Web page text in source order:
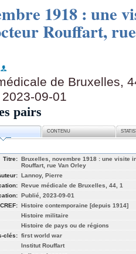
1918 : une
Rouffart,
de Bruxelles,
09-01
pairs
CONTENU
Titre: Bruxelles, novembre 1918 : une visite
Rouffart, rue Van Orley
Lannoy, Pierre
Revue médicale de Bruxelles, 44, 1
Publié, 2023-09-01
Histoire contemporaine [depuis 1914]
Histoire militaire
Histoire de pays ou de régions
clés: first world war
Institut Rouffart